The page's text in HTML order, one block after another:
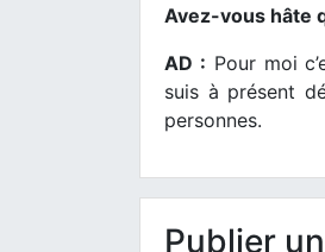
Avez-vous hâte
AD : Pour moi
suis à présent
personnes.
Publier